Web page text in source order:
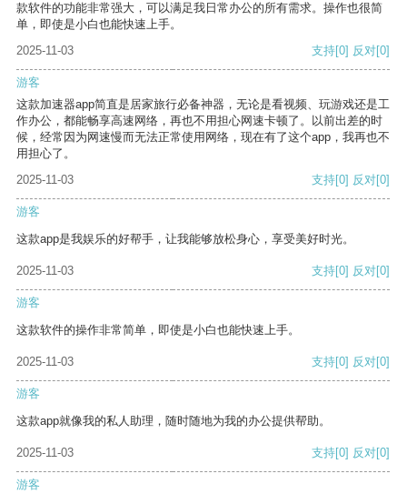
款软件的功能非常强大，可以满足我日常办公的所有需求。操作也很简
单，即使是小白也能快速上手。
2025-11-03
支持[0] 反对[0]
游客
这款加速器app简直是居家旅行必备神器，无论是看视频、玩游戏还是工
作办公，都能畅享高速网络，再也不用担心网速卡顿了。以前出差的时
候，经常因为网速慢而无法正常使用网络，现在有了这个app，我再也不
用担心了。
2025-11-03
支持[0] 反对[0]
游客
这款app是我娱乐的好帮手，让我能够放松身心，享受美好时光。
2025-11-03 支持[0] 反对[0]
游客
这款软件的操作非常简单，即使是小白也能快速上手。
2025-11-03 支持[0] 反对[0]
游客
这款app就像我的私人助理，随时随地为我的办公提供帮助。
2025-11-03 支持[0] 反对[0]
游客